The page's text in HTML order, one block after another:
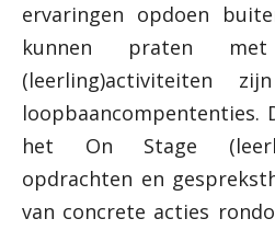
ervaringen opdoen
kunnen praten
(leerling)activiteiten
loopbaancompententies.
het On Stage
opdrachten en
van concrete acties